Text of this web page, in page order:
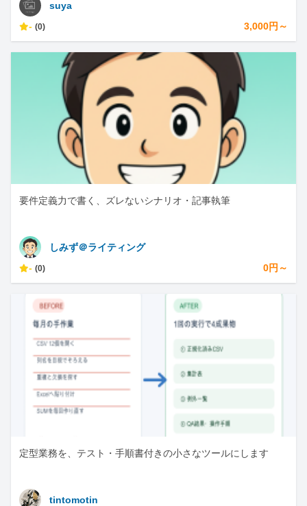
suya
- (0) 3,000円～
要件定義力で書く、ズレないシナリオ・記事執筆
しみず＠ライティング
- (0) 0円～
定型業務を、テスト・手順書付きの小さなツールにします
tintomotin